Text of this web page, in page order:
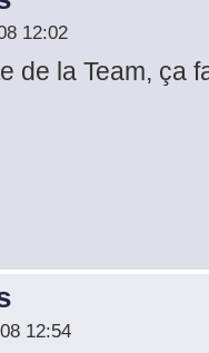
12:02
de la Team, ça
12:54